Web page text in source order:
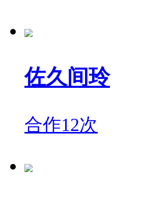
佐久间玲
合作12次